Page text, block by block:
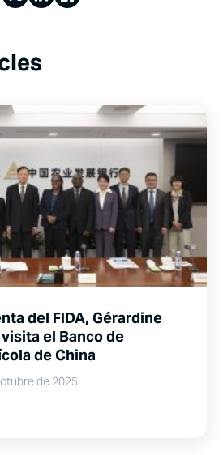
del FIDA, Gérardine
el Banco de
de China
de 2025